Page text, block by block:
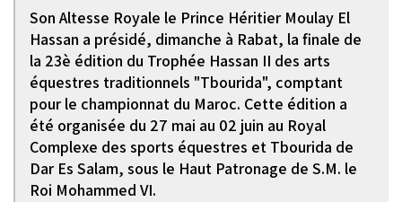
Son Altesse Royale le Prince Héritier Moulay El
Hassan a présidé, dimanche à Rabat, la finale de
la 23è édition du Trophée Hassan II des arts
équestres traditionnels "Tbourida", comptant
pour le championnat du Maroc. Cette édition a
été organisée du 27 mai au 02 juin au Royal
Complexe des sports équestres et Tbourida de
Dar Es Salam, sous le Haut Patronage de S.M. le
Roi Mohammed VI.